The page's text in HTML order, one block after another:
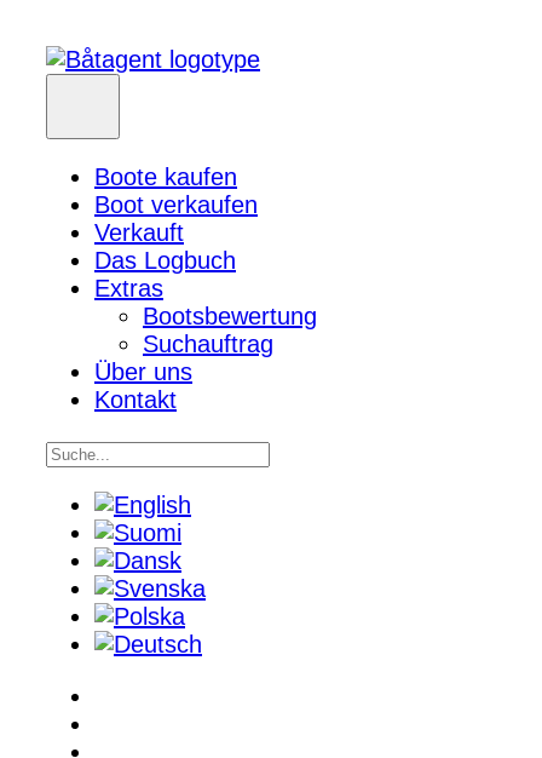
Boote kaufen
Boot verkaufen
Verkauft
Das Logbuch
Extras
Bootsbewertung
Suchauftrag
Über uns
Kontakt